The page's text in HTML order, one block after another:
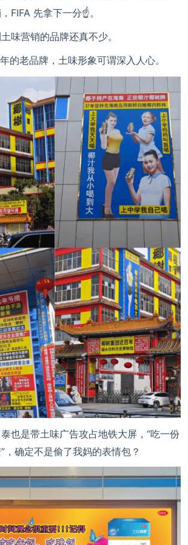
FIFA 先拿下一分☝️。
味营销的品牌还真不少。
的老品牌，土味形象可谓深入人心。
也是带土味广告攻占地铁大屏，“吃一份
，确定不是偷了我妈的表情包？